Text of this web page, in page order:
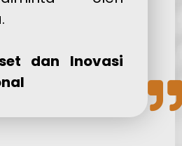
dan Inovasi